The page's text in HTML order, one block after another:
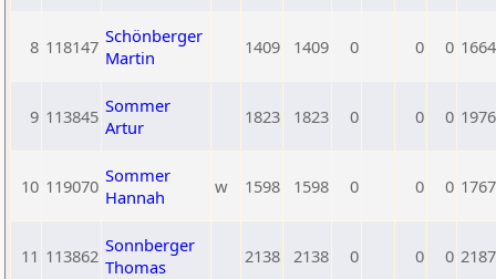
8 118147 Schönberger
Martin
1409 1409 0 0 0 1664
9 113845 Sommer
Artur
1823 1823 0 0 0 1976
10 119070 Sommer
Hannah
w 1598 1598 0 0 0 1767
11 113862 Sonnberger
Thomas
2138 2138 0 0 0 2187